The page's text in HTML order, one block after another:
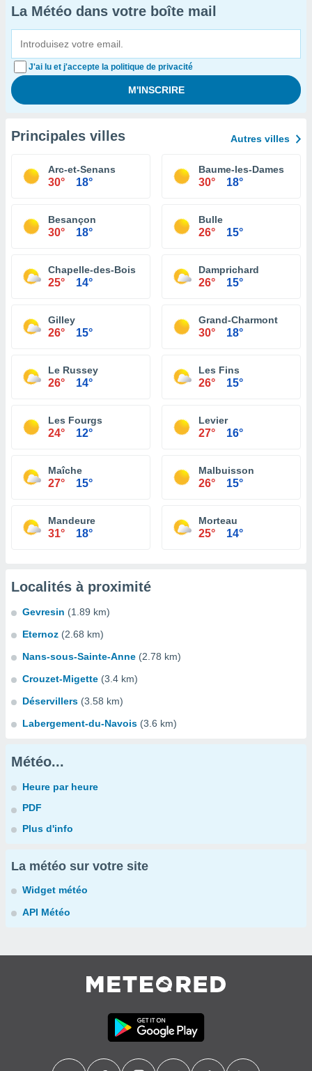
La Météo dans votre boîte mail
J'ai lu et j'accepte la politique de privacité
Principales villes Autres villes
Arc-et-Senans
30° 18°
Baume-les-Dames
30° 18°
Besançon
30° 18°
Bulle
26° 15°
Chapelle-des-Bois
25° 14°
Damprichard
26° 15°
Gilley
26° 15°
Grand-Charmont
30° 18°
Le Russey
26° 14°
Les Fins
26° 15°
Les Fourgs
24° 12°
Levier
27° 16°
Maîche
27° 15°
Malbuisson
26° 15°
Mandeure
31° 18°
Morteau
25° 14°
Localités à proximité
Gevresin (1.89 km)
Eternoz (2.68 km)
Nans-sous-Sainte-Anne (2.78 km)
Crouzet-Migette (3.4 km)
Déservillers (3.58 km)
Labergement-du-Navois (3.6 km)
Météo...
Heure par heure
PDF
Plus d'info
La météo sur votre site
Widget météo
API Météo